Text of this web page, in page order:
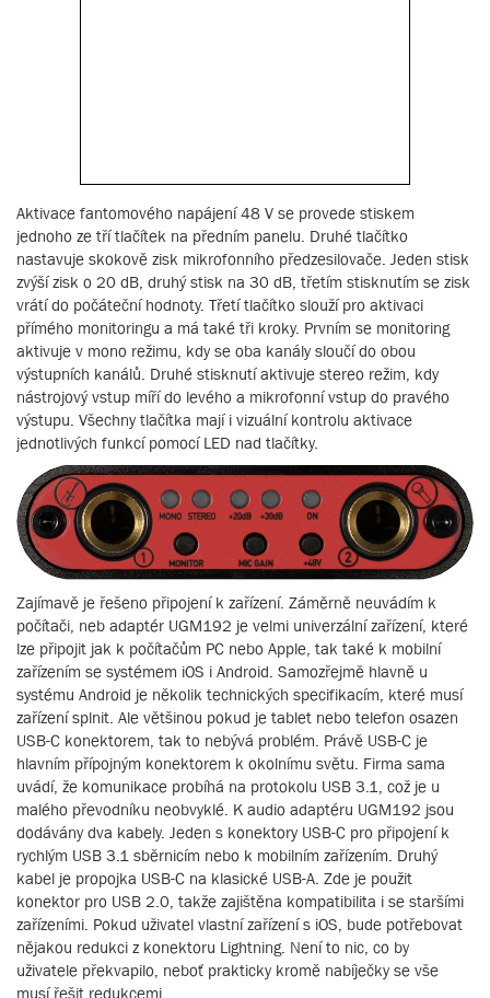
Aktivace fantomového napájení 48 V se provede stiskem
jednoho ze tří tlačítek na předním panelu. Druhé tlačítko
nastavuje skokově zisk mikrofonního předzesilovače. Jeden stisk
zvýší zisk o 20 dB, druhý stisk na 30 dB, třetím stisknutím se zisk
vrátí do počáteční hodnoty. Třetí tlačítko slouží pro aktivaci
přímého monitoringu a má také tři kroky. Prvním se monitoring
aktivuje v mono režimu, kdy se oba kanály sloučí do obou
výstupních kanálů. Druhé stisknutí aktivuje stereo režim, kdy
nástrojový vstup míří do levého a mikrofonní vstup do pravého
výstupu. Všechny tlačítka mají i vizuální kontrolu aktivace
jednotlivých funkcí pomocí LED nad tlačítky.
Zajímavě je řešeno připojení k zařízení. Záměrně neuvádím k
počítači, neb adaptér UGM192 je velmi univerzální zařízení, které
lze připojit jak k počítačům PC nebo Apple, tak také k mobilní
zařízením se systémem iOS i Android. Samozřejmě hlavně u
systému Android je několik technických specifikacím, které musí
zařízení splnit. Ale většinou pokud je tablet nebo telefon osazen
USB-C konektorem, tak to nebývá problém. Právě USB-C je
hlavním přípojným konektorem k okolnímu světu. Firma sama
uvádí, že komunikace probíhá na protokolu USB 3.1, což je u
malého převodníku neobvyklé. K audio adaptéru UGM192 jsou
dodávány dva kabely. Jeden s konektory USB-C pro připojení k
rychlým USB 3.1 sběrnicím nebo k mobilním zařízením. Druhý
kabel je propojka USB-C na klasické USB-A. Zde je použit
konektor pro USB 2.0, takže zajištěna kompatibilita i se staršími
zařízeními. Pokud uživatel vlastní zařízení s iOS, bude potřebovat
nějakou redukci z konektoru Lightning. Není to nic, co by
uživatele překvapilo, neboť prakticky kromě nabíječky se vše
musí řešit redukcemi.